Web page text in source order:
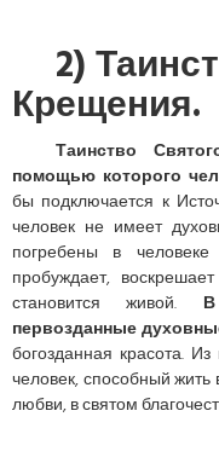
2)
Крещения.
Таинство
помощью которого
бы подключается к
человек не имеет
погребены в
пробуждает,
становится живой.
первозданные
богозданная красота.
человек, способный жить
любви, в святом